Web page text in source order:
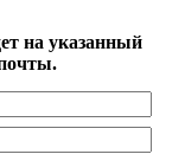
на указанный